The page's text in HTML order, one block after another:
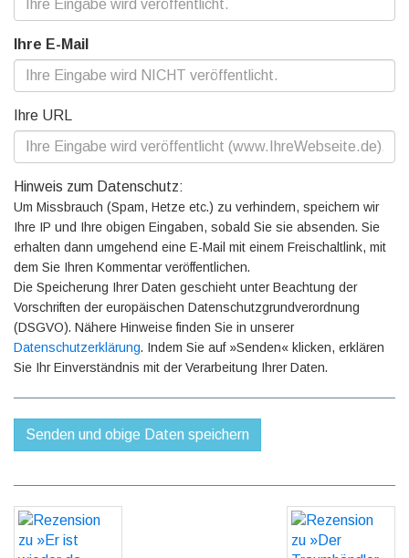
Ihre E-Mail
Ihre URL
Hinweis zum Datenschutz:
Um Missbrauch (Spam, Hetze etc.) zu verhindern, speichern wir
Ihre IP und Ihre obigen Eingaben, sobald Sie sie absenden. Sie
erhalten dann umgehend eine E-Mail mit einem Freischaltlink, mit
dem Sie Ihren Kommentar veröffentlichen.
Die Speicherung Ihrer Daten geschieht unter Beachtung der
Vorschriften der europäischen Datenschutzgrundverordnung
(DSGVO). Nähere Hinweise finden Sie in unserer
Datenschutzerklärung. Indem Sie auf »Senden« klicken, erklären
Sie Ihr Einverständnis mit der Verarbeitung Ihrer Daten.